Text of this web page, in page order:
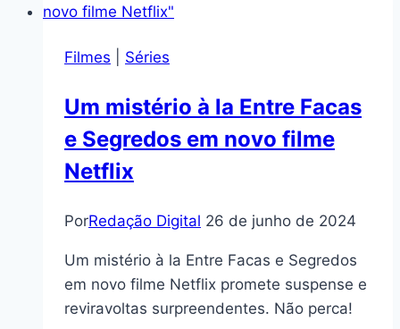
Rhaenyra
Daemon
por
memes
do
episódio
de
House
of
Filmes Séries
Um mistério à la Entre Facas
e Segredos em novo filme
Netflix
PorRedação Digital 26 de junho de 2024
Um mistério à la Entre Facas e Segredos
em novo filme Netflix promete suspense e
reviravoltas surpreendentes. Não perca!